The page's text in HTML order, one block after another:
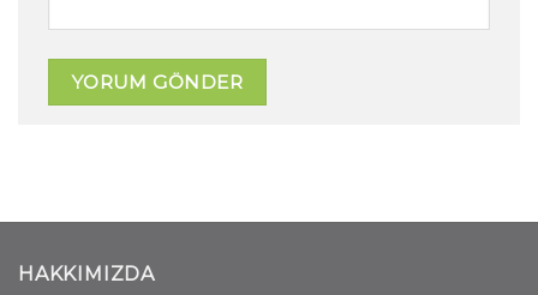
HAKKIMIZDA